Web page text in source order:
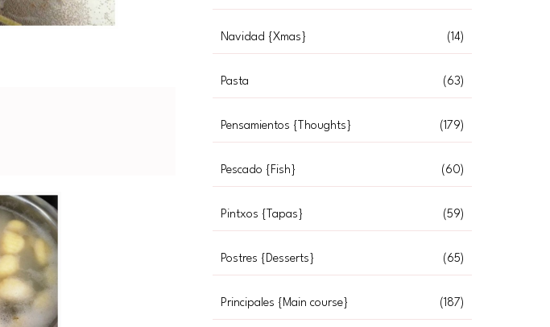
Navidad {Xmas} (14)
Pasta (63)
Pensamientos {Thoughts} (179)
Pescado {Fish} (60)
Pintxos {Tapas} (59)
Postres {Desserts} (65)
Principales {Main course} (187)